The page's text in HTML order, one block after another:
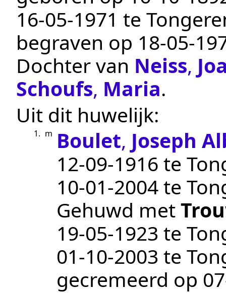
16‑05‑1971 te
begraven op
Dochter van Neiss,
Schoufs, Maria.
Uit dit huwelijk:
1. m Boulet, Joseph
12‑09‑1916 te
10‑01‑2004te
Gehuwd met
19‑05‑1923 te
01‑10‑2003 te
gecremeerd op